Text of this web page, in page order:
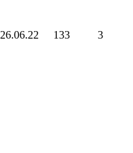
26.06.22 133 3